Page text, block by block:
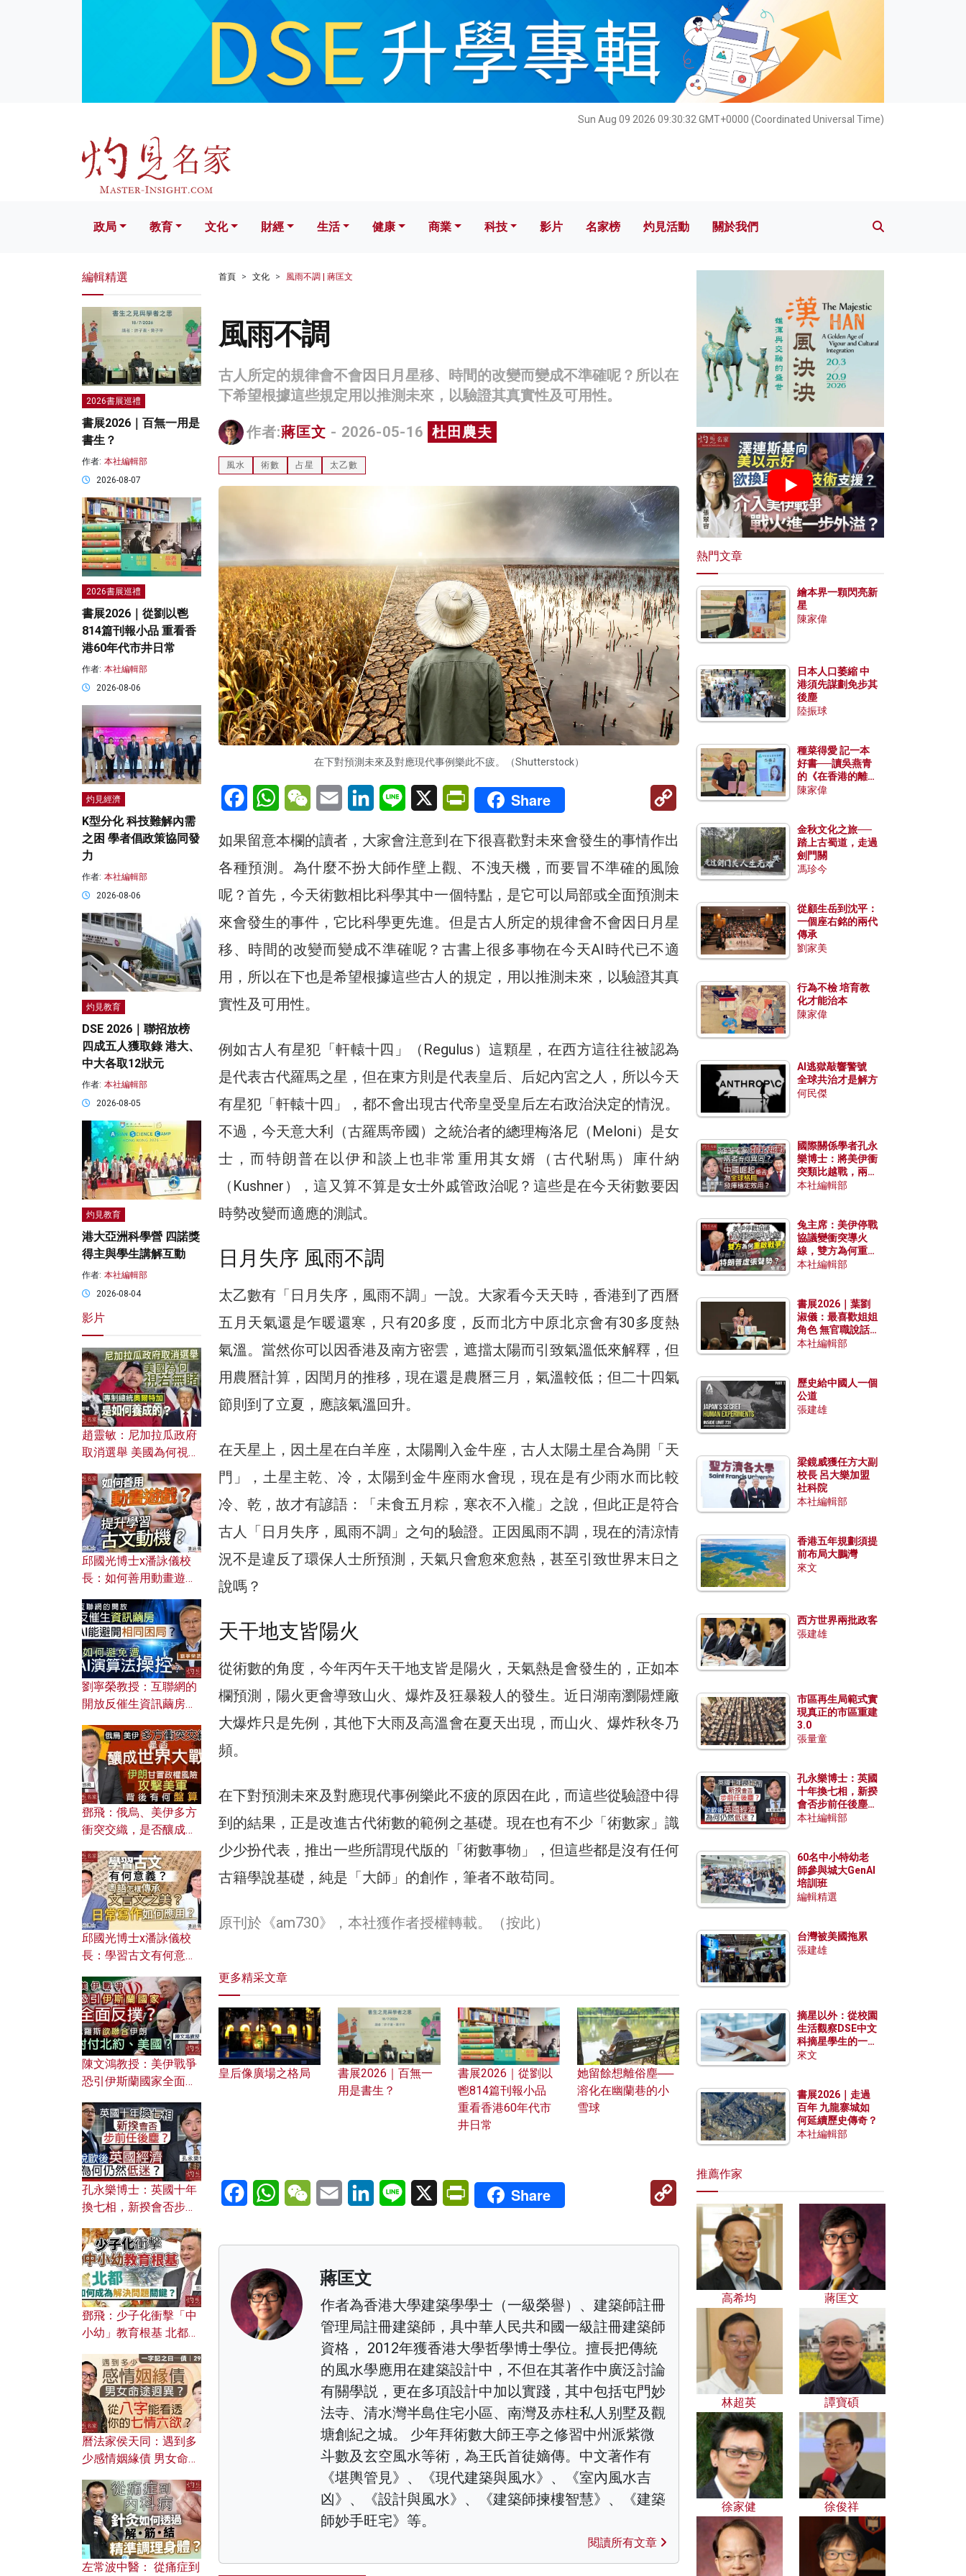
Sun Aug 09 2026 09:30:34 GMT+0000 (Coordinated Universal Time)
文化 財經 生活 健康 科技 影片 名家榜 灼見活動 關於我們
政局 教育 文化 財經 生活 健康 商業 科技 影片 名家榜 灼見活動 關於我們
首頁 文化 風雨不調 | 蔣匡文
風雨不調
古人所定的規律會不會因日月星移、時間的改變而變成不準確呢？所以在
下希望根據這些規定用以推測未來，以驗證其真實性及可用性。
作者:蔣匡文 - 2026-05-16 杜田農夫
風水 術數 占星 太乙數
在下對預測未來及對應現代事例樂此不疲。（Shutterstock）
FacebookWhatsAppWeChatEmail LinkedInLine X PrintFriendly
Share
Copy
Link
如果留意本欄的讀者，大家會注意到在下很喜歡對未來會發生的事情作出
各種預測。為什麼不扮大師作壁上觀、不洩天機，而要冒不準確的風險
呢？首先，今天術數相比科學其中一個特點，是它可以局部或全面預測未
來會發生的事件，它比科學更先進。但是古人所定的規律會不會因日月星
移、時間的改變而變成不準確呢？古書上很多事物在今天AI時代已不適
用，所以在下也是希望根據這些古人的規定，用以推測未來，以驗證其真
實性及可用性。
例如古人有星犯「軒轅十四」（Regulus）這顆星，在西方這往往被認為
是代表古代羅馬之星，但在東方則是代表皇后、后妃內宮之人，所以今天
有星犯「軒轅十四」，都不會出現古代帝皇受皇后左右政治決定的情況。
不過，今天意大利（古羅馬帝國）之統治者的總理梅洛尼（Meloni）是女
士，而特朗普在以伊和談上也非常重用其女婿（古代駙馬）庫什納
（Kushner），這又算不算是女士外戚管政治呢？這些是在今天術數要因
時勢改變而適應的測試。
日月失序 風雨不調
太乙數有「日月失序，風雨不調」一說。大家看今天天時，香港到了西曆
五月天氣還是乍暖還寒，只有20多度，反而北方中原北京會有30多度熱
氣溫。當然你可以因香港及南方密雲，遮擋太陽而引致氣溫低來解釋，但
用農曆計算，因閏月的推移，現在還是農曆三月，氣溫較低；但二十四氣
節則到了立夏，應該氣溫回升。
在天星上，因土星在白羊座，太陽剛入金牛座，古人太陽土星合為開「天
門」，土星主乾、冷，太陽到金牛座雨水會現，現在是有少雨水而比較
冷、乾，故才有諺語：「未食五月粽，寒衣不入櫳」之說，但此正是符合
古人「日月失序，風雨不調」之句的驗證。正因風雨不調，現在的清涼情
況不是違反了環保人士所預測，天氣只會愈來愈熱，甚至引致世界末日之
說嗎？
天干地支皆陽火
從術數的角度，今年丙午天干地支皆是陽火，天氣熱是會發生的，正如本
欄預測，陽火更會導致山火、爆炸及狂暴殺人的發生。近日湖南瀏陽煙廠
大爆炸只是先例，其他下大雨及高溫會在夏天出現，而山火、爆炸秋冬乃
頻。
在下對預測未來及對應現代事例樂此不疲的原因在此，而這些從驗證中得
到的結果，正是改進古代術數的範例之基礎。現在也有不少「術數家」識
少少扮代表，推出一些所謂現代版的「術數事物」，但這些都是沒有任何
古籍學說基礎，純是「大師」的創作，筆者不敢苟同。
原刊於《am730》，本社獲作者授權轉載。 （按此）
更多精采文章
皇后像廣場之格局
書展2026｜百無一
用是書生？
書展2026｜從劉以
鬯814篇刊報小品
重看香港60年代市
井日常
她留餘想離俗塵──
溶化在幽蘭巷的小
雪球
FacebookWhatsAppWeChatEmail LinkedInLine X PrintFriendly
Share
Link
蔣匡文
作者為香港大學建築學學士（一級榮譽）、建築師註冊
管理局註冊建築師，具中華人民共和國一級註冊建築師
資格， 2012年獲香港大學哲學博士學位。擅長把傳統
的風水學應用在建築設計中，不但在其著作中廣泛討論
有關學説，更在多項設計中加以實踐，其中包括屯門妙
法寺、清水灣半島住宅小區、南灣及赤柱私人别墅及觀
塘創紀之城。 少年拜術數大師王亭之修習中州派紫微
斗數及玄空風水等術，為王氏首徒嫡傳。中文著作有
《堪輿管見》、《現代建築與風水》、《室內風水吉
凶》、《設計與風水》、《建築師揀樓智慧》、《建築
師妙手旺宅》等。
閱讀所有文章
編輯精選
2026書展巡禮
書展2026｜百無一用是
書生？
作者: 本社編輯部
2026-08-07
2026書展巡禮
書展2026｜從劉以鬯
814篇刊報小品 重看香
港60年代市井日常
作者: 本社編輯部
2026-08-06
灼見經濟
K型分化 科技難解內需
之困 學者倡政策協同發
力
作者: 本社編輯部
2026-08-06
灼見教育
DSE 2026｜聯招放榜
四成五人獲取錄 港大、
中大各取12狀元
作者: 本社編輯部
2026-08-05
灼見教育
港大亞洲科學營 四諾獎
得主與學生講解互動
作者: 本社編輯部
2026-08-04
影片
趙靈敏：尼加拉瓜政府
取消選舉 美國為何視若
加是如何養成的？
邱國光博士x潘詠儀校
長：如何善用動畫遊戲
劉寧榮教授：互聯網的
開放反催生資訊繭房，
何避免遭AI演算法操
控？
鄧飛：俄烏、美伊多方
衝突交織，是否釀成世
風險攻擊美軍，背後有
何盤算？
邱國光博士x潘詠儀校
長：學習古文有何意
文之美？ 日常寫作如何
應用？
陳文鴻教授：美伊戰爭
恐引伊斯蘭國家全面反
對付北約美國？
孔永樂博士：英國十年
換七相，新揆會否步前
濟為何仍然低迷？
鄧飛：少子化衝擊「中
小幼」教育根基 北都如
曆法家侯天同：遇到多
少感情姻緣債 男女命途
的七情六欲？
左常波中醫： 從痛症到
熱門文章
繪本界一顆閃亮新
星
陳家偉
日本人口萎縮 中
港須先謀劃免步其
後塵
陸振球
種菜得愛 記一本
好書──讀吳燕青
的《在香港的離島
種菜》
陳家偉
金秋文化之旅──
踏上古蜀道，走過
劍門關
馮珍今
從顧生岳到沈平：
一個座右銘的兩代
傳承
劉家美
行為不檢 培育教
化才能治本
陳家偉
AI逃獄敲響警號
全球共治才是解方
何民傑
國際關係學者孔永
樂博士：將美伊衝
突類比越戰，兩者
有何異同？中國崛
本社編輯部
兔主席：美伊停戰
協議變衝突導火
線，雙方為何重啟
戰爭？伊朗一早洞
本社編輯部
書展2026｜葉劉
淑儀：最喜歡姐姐
角色 無官職說話
包袱少
本社編輯部
歷史給中國人一個
公道
張建雄
梁鏡威獲任方大副
校長 呂大樂加盟
社科院
本社編輯部
香港五年規劃須提
前布局大鵬灣
來文
西方世界兩批政客
張建雄
市區再生局範式實
現真正的市區重建
3.0
張量童
孔永樂博士：英國
十年換七相，新揆
會否步前任後塵？
脫歐後英國經濟為
本社編輯部
60名中小特幼老
師參與城大GenAI
培訓班
編輯精選
台灣被美國拖累
張建雄
摘星以外：從校園
生活觀察DSE中文
科摘星學生的一點
特質
來文
書展2026｜走過
百年 九龍寨城如
何延續歷史傳奇？
本社編輯部
推薦作家
高希均 蔣匡文
林超英 譚寶碩
徐家健 徐俊祥